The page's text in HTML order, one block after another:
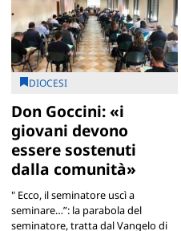
DIOCESI
Don Goccini: «i
giovani devono
essere sostenuti
dalla comunità»
" Ecco, il seminatore uscì a
seminare…”: la parabola del
seminatore, tratta dal Vangelo di